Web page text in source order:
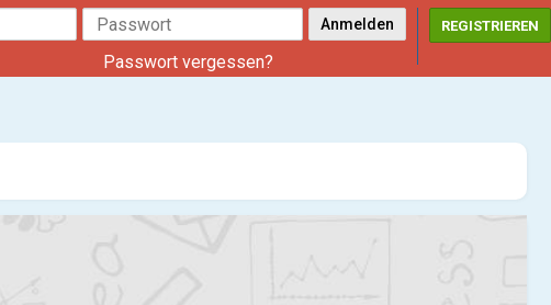
Passwort vergessen?
REGISTRIEREN